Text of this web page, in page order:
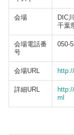
会場
DIC
千葉
会場電話番
号
050-
会場URL
詳細URL
ml